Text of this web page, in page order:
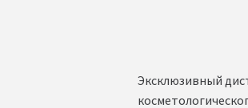
Эксклюзивный